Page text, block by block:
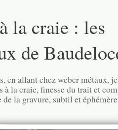
la craie : les
de
en allant chez weber métaux,
à la craie, finesse du trait et
la gravure, subtil et